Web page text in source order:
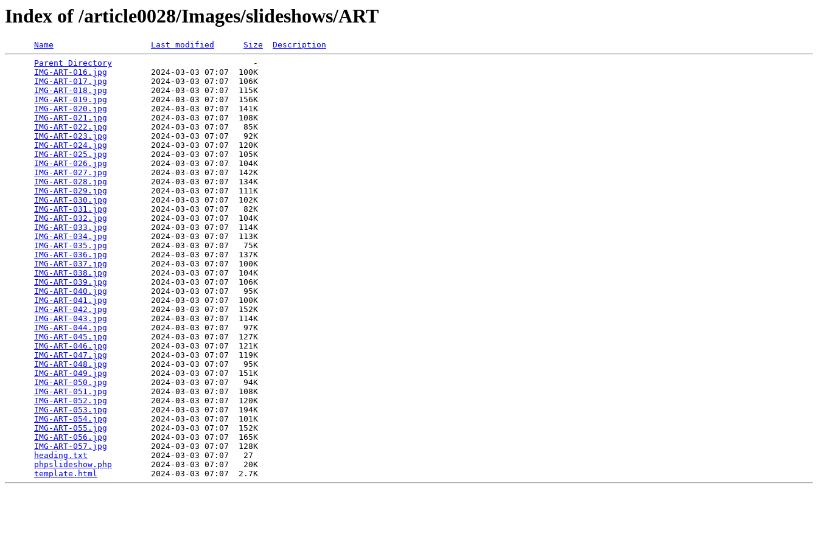
Index of /article0028/Images/slideshows/ART
Name Last modified Size
Description
Parent Directory
                             -
IMG-ART-016.jpg
         2024-03-03 07:07  100K
IMG-ART-017.jpg
         2024-03-03 07:07  106K
IMG-ART-018.jpg
         2024-03-03 07:07  115K
IMG-ART-019.jpg
         2024-03-03 07:07  156K
IMG-ART-020.jpg
         2024-03-03 07:07  141K
IMG-ART-021.jpg
         2024-03-03 07:07  108K
IMG-ART-022.jpg
         2024-03-03 07:07   85K
IMG-ART-023.jpg
         2024-03-03 07:07   92K
IMG-ART-024.jpg
         2024-03-03 07:07  120K
IMG-ART-025.jpg
         2024-03-03 07:07  105K
IMG-ART-026.jpg
         2024-03-03 07:07  104K
IMG-ART-027.jpg
         2024-03-03 07:07  142K
IMG-ART-028.jpg
         2024-03-03 07:07  134K
IMG-ART-029.jpg
         2024-03-03 07:07  111K
IMG-ART-030.jpg
         2024-03-03 07:07  102K
IMG-ART-031.jpg
         2024-03-03 07:07   82K
IMG-ART-032.jpg
         2024-03-03 07:07  104K
IMG-ART-033.jpg
         2024-03-03 07:07  114K
IMG-ART-034.jpg
         2024-03-03 07:07  113K
IMG-ART-035.jpg
         2024-03-03 07:07   75K
IMG-ART-036.jpg
         2024-03-03 07:07  137K
IMG-ART-037.jpg
         2024-03-03 07:07  100K
IMG-ART-038.jpg
         2024-03-03 07:07  104K
IMG-ART-039.jpg
         2024-03-03 07:07  106K
IMG-ART-040.jpg
         2024-03-03 07:07   95K
IMG-ART-041.jpg
         2024-03-03 07:07  100K
IMG-ART-042.jpg
         2024-03-03 07:07  152K
IMG-ART-043.jpg
         2024-03-03 07:07  114K
IMG-ART-044.jpg
         2024-03-03 07:07   97K
IMG-ART-045.jpg
         2024-03-03 07:07  127K
IMG-ART-046.jpg
         2024-03-03 07:07  121K
IMG-ART-047.jpg
         2024-03-03 07:07  119K
IMG-ART-048.jpg
         2024-03-03 07:07   95K
IMG-ART-049.jpg
         2024-03-03 07:07  151K
IMG-ART-050.jpg
         2024-03-03 07:07   94K
IMG-ART-051.jpg
         2024-03-03 07:07  108K
IMG-ART-052.jpg
         2024-03-03 07:07  120K
IMG-ART-053.jpg
         2024-03-03 07:07  194K
IMG-ART-054.jpg
         2024-03-03 07:07  101K
IMG-ART-055.jpg
         2024-03-03 07:07  152K
IMG-ART-056.jpg
         2024-03-03 07:07  165K
IMG-ART-057.jpg
         2024-03-03 07:07  128K
heading.txt
             2024-03-03 07:07   27
phpslideshow.php
        2024-03-03 07:07   20K
template.html